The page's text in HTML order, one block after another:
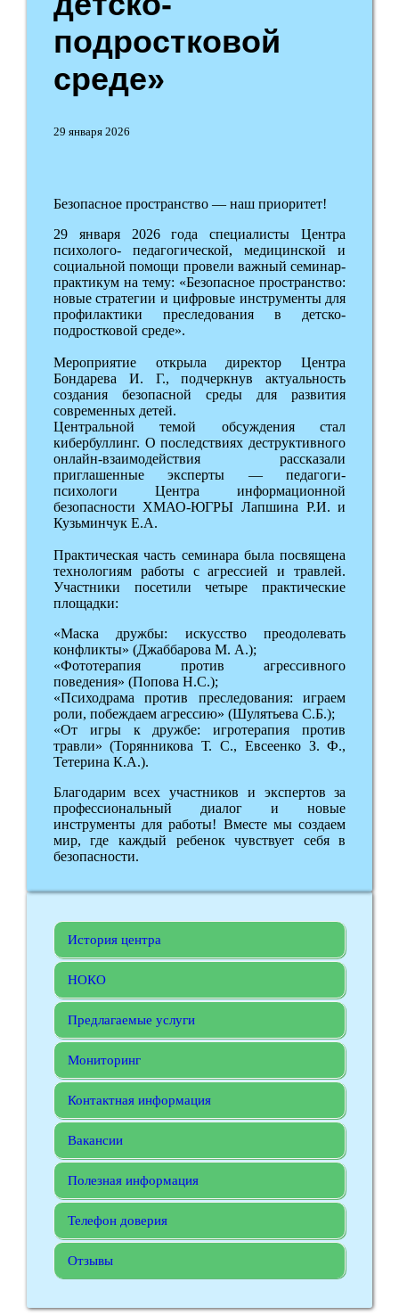
подростковой
среде»
29 января 2026
Безопасное пространство — наш приоритет!
29 января 2026 года специалисты Центра
психолого- педагогической, медицинской и
социальной помощи провели важный семинар-
практикум на тему: «Безопасное пространство:
новые стратегии и цифровые инструменты для
профилактики преследования в детско-
подростковой среде».
Мероприятие открыла директор Центра
Бондарева И. Г., подчеркнув актуальность
создания безопасной среды для развития
современных детей.
Центральной темой обсуждения стал
кибербуллинг. О последствиях деструктивного
онлайн-взаимодействия рассказали
приглашенные эксперты — педагоги-
психологи Центра информационной
безопасности ХМАО-ЮГРЫ Лапшина Р.И. и
Кузьминчук Е.А.
Практическая часть семинара была посвящена
технологиям работы с агрессией и травлей.
Участники посетили четыре практические
площадки:
«Маска дружбы: искусство преодолевать
конфликты» (Джаббарова М. А.);
«Фототерапия против агрессивного
поведения» (Попова Н.С.);
«Психодрама против преследования: играем
роли, побеждаем агрессию» (Шулятьева С.Б.);
«От игры к дружбе: игротерапия против
травли» (Торянникова Т. С., Евсеенко З. Ф.,
Тетерина К.А.).
Благодарим всех участников и экспертов за
профессиональный диалог и новые
инструменты для работы! Вместе мы создаем
мир, где каждый ребенок чувствует себя в
безопасности.
История центра
НОКО
Предлагаемые услуги
Мониторинг
Контактная информация
Вакансии
Полезная информация
Телефон доверия
Отзывы